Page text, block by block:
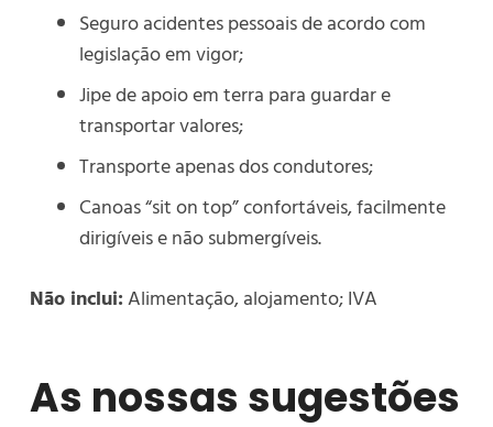
Seguro acidentes pessoais de acordo com
legislação em vigor;
Jipe de apoio em terra para guardar e
transportar valores;
Transporte apenas dos condutores;
Canoas “sit on top” confortáveis, facilmente
dirigíveis e não submergíveis.
Não inclui:Alimentação, alojamento; IVA
As nossas sugestões